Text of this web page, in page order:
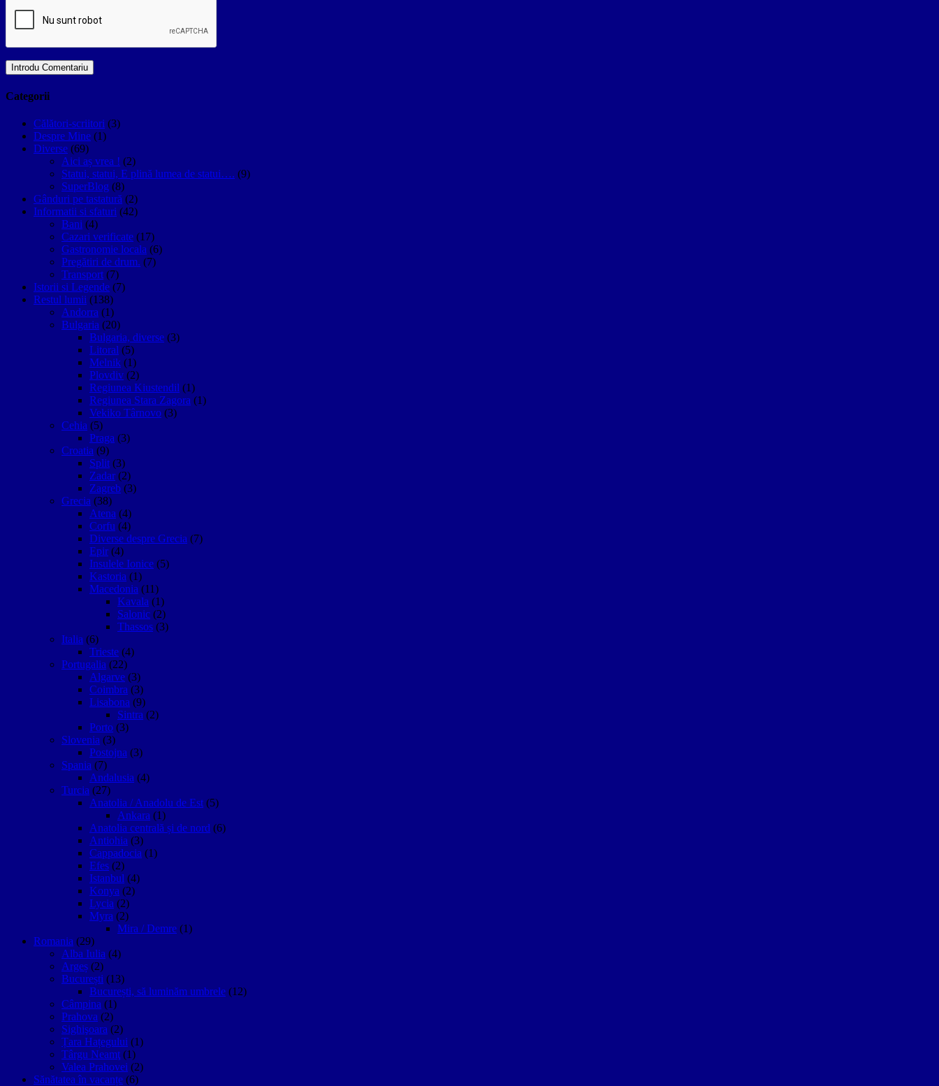
Categorii
Călători-scriitori (3)
Despre Mine (1)
Diverse (69)
Aici aș vrea ! (2)
Statui, statui, E plină lumea de statui…. (9)
SuperBlog (8)
Gânduri pe tastatură (2)
Informatii si sfaturi (42)
Bani (4)
Cazari verificate (17)
Gastronomie locala (6)
Pregătiri de drum. (7)
Transport (7)
Istorii si Legende (7)
Restul lumii (138)
Andorra (1)
Bulgaria (20)
Bulgaria, diverse (3)
Litoral (5)
Melnik (1)
Plovdiv (2)
Regiunea Kiustendil (1)
Regiunea Stara Zagora (1)
Vekiko Târnovo (3)
Cehia (5)
Praga (3)
Croatia (9)
Split (3)
Zadar (2)
Zagreb (3)
Grecia (38)
Atena (4)
Corfu (4)
Diverse despre Grecia (7)
Epir (4)
Insulele Ionice (5)
Kastoria (1)
Macedonia (11)
Kavala (1)
Salonic (2)
Thassos (3)
Italia (6)
Trieste (4)
Portugalia (22)
Algarve (3)
Coimbra (3)
Lisabona (9)
Sintra (2)
Porto (3)
Slovenia (3)
Postojna (3)
Spania (7)
Andalusia (4)
Turcia (27)
Anatolia / Anadolu de Est (5)
Ankara (1)
Anatolia centrală și de nord (6)
Antiohia (3)
Cappadocia (1)
Efes (2)
Istanbul (4)
Konya (2)
Lycia (2)
Myra (2)
Mira / Demre (1)
Romania (29)
Alba Iulia (4)
Argeș (2)
București (13)
București, să luminăm umbrele (12)
Câmpina (1)
Prahova (2)
Sighişoara (2)
Țara Hațegului (1)
Târgu Neamţ (1)
Valea Prahovei (2)
Sănătatea în vacanțe (6)